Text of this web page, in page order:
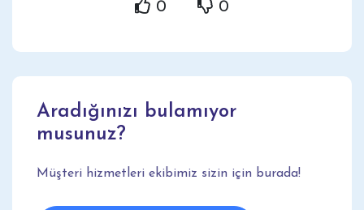
0 0
Aradığınızı bulamıyor
musunuz?
Müşteri hizmetleri ekibimiz sizin için burada!